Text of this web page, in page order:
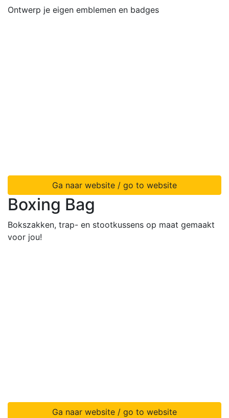
Ontwerp je eigen emblemen en badges
Ga naar website / go to website
Boxing Bag
Bokszakken, trap- en stootkussens op maat gemaakt
voor jou!
Ga naar website / go to website